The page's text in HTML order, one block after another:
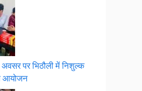
पर भिठौली में निशुल्क
आयोजन